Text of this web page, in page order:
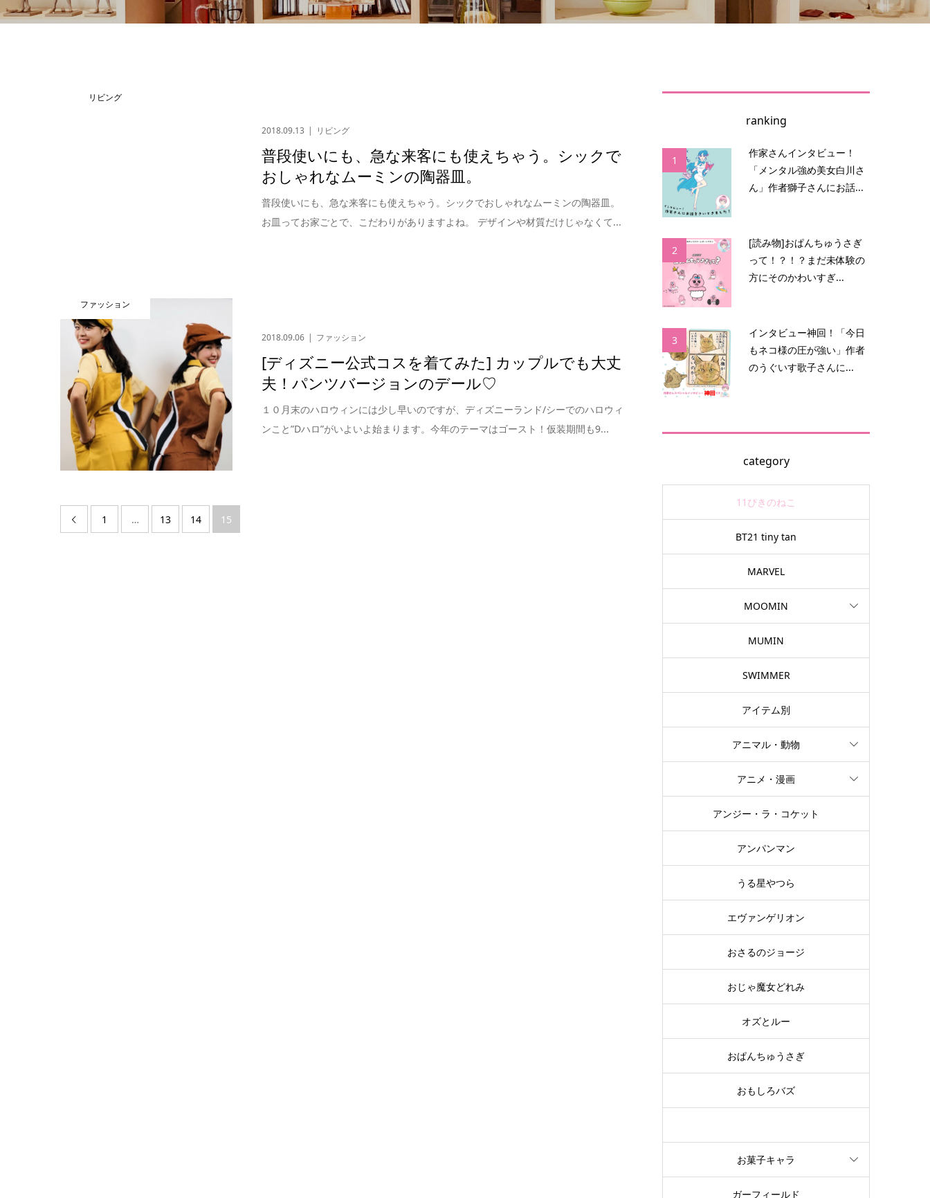
リビング
2018.09.13 リビング
普段使いにも、急な来客にも使えちゃう。シックで
おしゃれなムーミンの陶器皿。
普段使いにも、急な来客にも使えちゃう。シックでおしゃれなムーミンの陶器皿。
お皿ってお家ごとで、こだわりがありますよね。 デザインや材質だけじゃなくて...
ファッション
2018.09.06 ファッション
[ディズニー公式コスを着てみた] カップルでも大丈
夫！パンツバージョンのデール♡
１０月末のハロウィンには少し早いのですが、ディズニーランド/シーでのハロウィ
ンこと”Dハロ”がいよいよ始まります。今年のテーマはゴースト！仮装期間も9...
 1 … 13 14 15
ranking
1
作家さんインタビュー！
「メンタル強め美女白川さ
ん」作者獅子さんにお話...
2
[読み物]おぱんちゅうさぎ
って！？！？まだ未体験の
方にそのかわいすぎ...
3
インタビュー神回！「今日
もネコ様の圧が強い」作者
のうぐいす歌子さんに...
category
11ぴきのねこ
BT21 tiny tan
MARVEL
MOOMIN
MUMIN
SWIMMER
アイテム別
アニマル・動物
アニメ・漫画
アンジー・ラ・コケット
アンパンマン
うる星やつら
エヴァンゲリオン
おさるのジョージ
おじゃ魔女どれみ
オズとルー
おぱんちゅうさぎ
おもしろバズ
お菓子キャラ
ガーフィールド